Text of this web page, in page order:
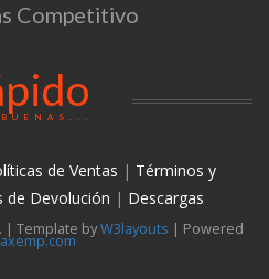
Competitivo
de Ventas | Términos y
de Devolución | Descargas
| Template byW3layouts | Powered